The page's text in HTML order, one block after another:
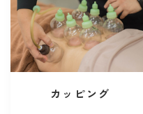
カッピング